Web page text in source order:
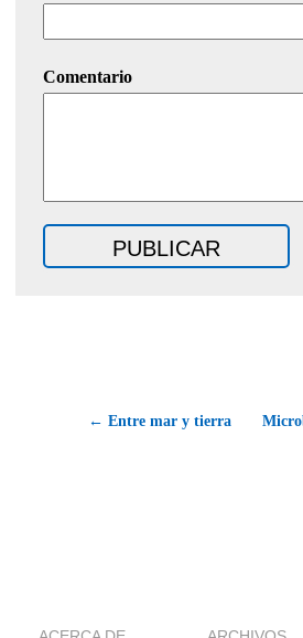
Comentario
← Entre mar y tierra